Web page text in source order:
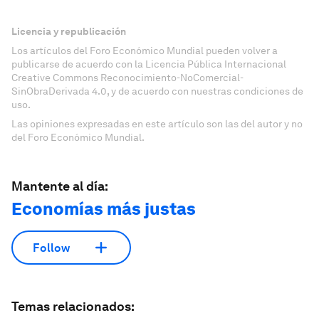
Licencia y republicación
Los artículos del Foro Económico Mundial pueden volver a
publicarse de acuerdo con la Licencia Pública Internacional
Creative Commons Reconocimiento-NoComercial-
SinObraDerivada 4.0, y de acuerdo con nuestras condiciones de
uso.
Las opiniones expresadas en este artículo son las del autor y no
del Foro Económico Mundial.
Mantente al día:
Economías más justas
Follow
Temas relacionados: